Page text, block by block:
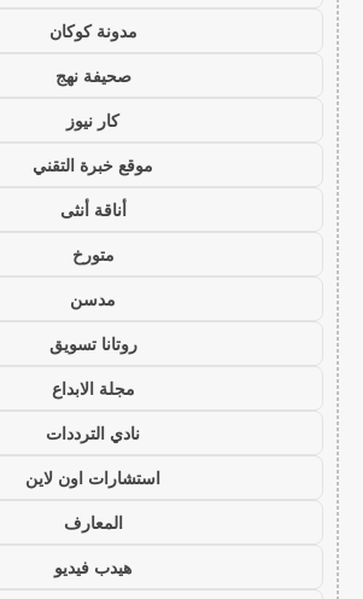
مدونة كوكان
صحيفة نهج
كار نيوز
موقع خبرة التقني
أناقة أنثى
متورخ
مدسن
روتانا تسويق
مجلة الابداع
نادي الترددات
استشارات اون لاين
المعارف
هيدب فيديو